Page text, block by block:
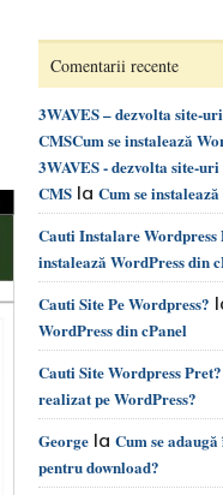
Comentarii recente
3WAVES – dezvolta site-
CMSCum se instalează
3WAVES - dezvolta site-
CMS la Cum se
Cauti Instalare Wordpress
instalează WordPress din
Cauti Site Pe Wordpress?
WordPress din cPanel
Cauti Site Wordpress Pret?
realizat pe WordPress?
George la Cum se
pentru download?